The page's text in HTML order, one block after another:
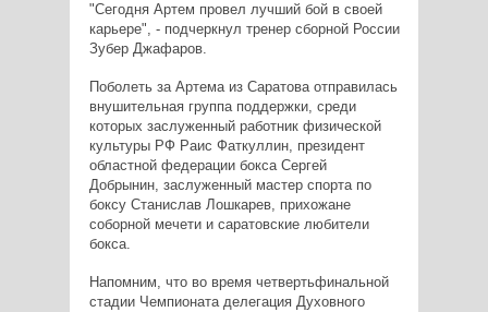
"Сегодня Артем провел лучший бой в своей
карьере", - подчеркнул тренер сборной России
Зубер Джафаров.
Поболеть за Артема из Саратова отправилась
внушительная группа поддержки, среди
которых заслуженный работник физической
культуры РФ Раис Фаткуллин, президент
областной федерации бокса Сергей
Добрынин, заслуженный мастер спорта по
боксу Станислав Лошкарев, прихожане
соборной мечети и саратовские любители
бокса.
Напомним, что во время четвертьфинальной
стадии Чемпионата делегация Духовного